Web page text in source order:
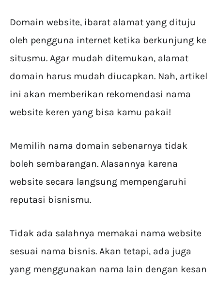
Domain website, ibarat alamat yang dituju
oleh pengguna internet ketika berkunjung ke
situsmu. Agar mudah ditemukan, alamat
domain harus mudah diucapkan. Nah, artikel
ini akan memberikan rekomendasi nama
website keren yang bisa kamu pakai!
Memilih nama domain sebenarnya tidak
boleh sembarangan. Alasannya karena
website secara langsung mempengaruhi
reputasi bisnismu.
Tidak ada salahnya memakai nama website
sesuai nama bisnis. Akan tetapi, ada juga
yang menggunakan nama lain dengan kesan